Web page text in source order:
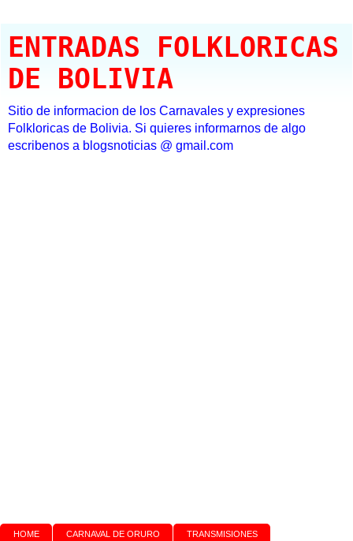
ENTRADAS FOLKLORICAS
DE BOLIVIA
Sitio de informacion de los Carnavales y expresiones
Folkloricas de Bolivia. Si quieres informarnos de algo
escribenos a blogsnoticias @ gmail.com
HOME CARNAVAL DE ORURO TRANSMISIONES